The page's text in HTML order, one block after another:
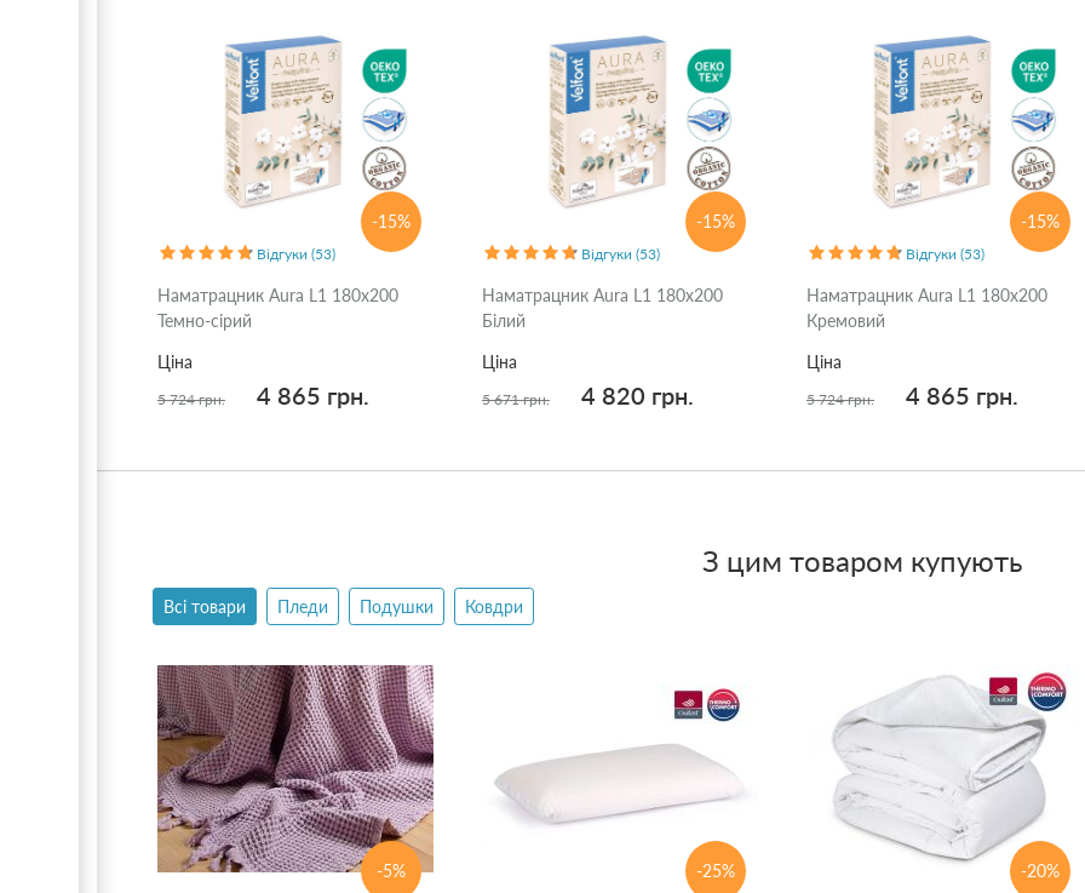
-15%
Відгуки (53)
Наматрацник Aura L1 180x200
Темно-сірий
Ціна
5 724 грн. 4 865 грн.
-15%
Відгуки (53)
Наматрацник Aura L1 180x200
Білий
Ціна
5 671 грн. 4 820 грн.
-15%
Відгуки (53)
Наматрацник Aura L1 180x200
Кремовий
Ціна
5 724 грн. 4 865 грн.
З цим товаром купують
Всі товари Пледи Подушки Ковдри
-5% -25% -20%